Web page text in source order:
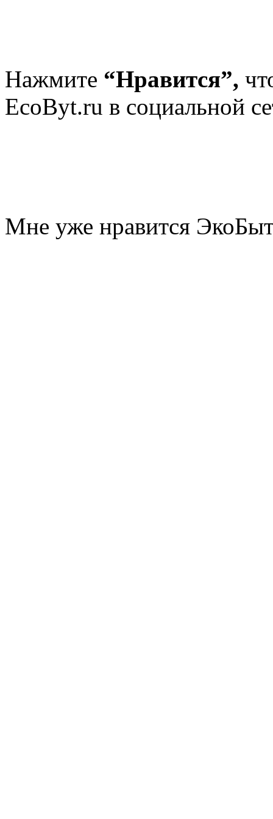
Нажмите “Нравится”,
EcoByt.ru в социальной
Мне уже нравится